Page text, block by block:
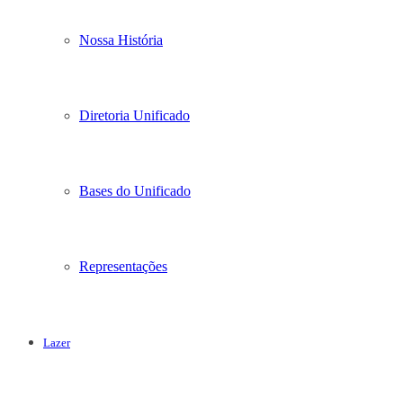
Nossa História
Diretoria Unificado
Bases do Unificado
Representações
Lazer